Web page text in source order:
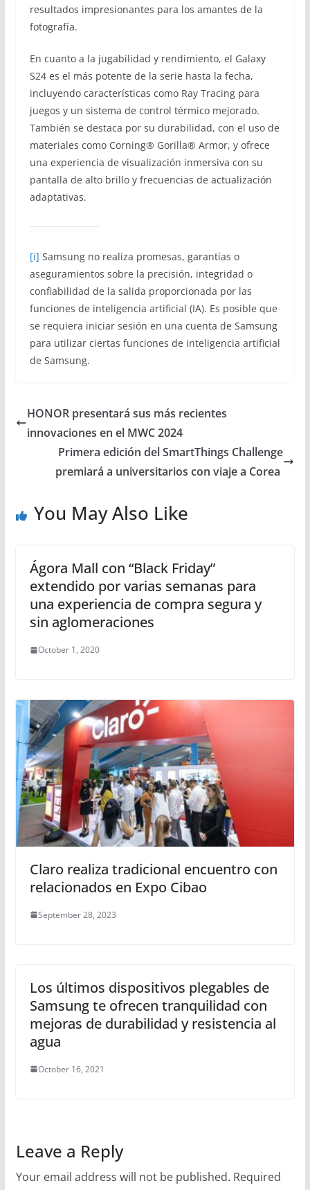
resultados impresionantes para los amantes de la
fotografía.
En cuanto a la jugabilidad y rendimiento, el Galaxy
S24 es el más potente de la serie hasta la fecha,
incluyendo características como Ray Tracing para
juegos y un sistema de control térmico mejorado.
También se destaca por su durabilidad, con el uso de
materiales como Corning® Gorilla® Armor, y ofrece
una experiencia de visualización inmersiva con su
pantalla de alto brillo y frecuencias de actualización
adaptativas.
[i] Samsung no realiza promesas, garantías o
aseguramientos sobre la precisión, integridad o
confiabilidad de la salida proporcionada por las
funciones de inteligencia artificial (IA). Es posible que
se requiera iniciar sesión en una cuenta de Samsung
para utilizar ciertas funciones de inteligencia artificial
de Samsung.
HONOR presentará sus más recientes
innovaciones en el MWC 2024
Primera edición del SmartThings Challenge
premiará a universitarios con viaje a Corea
You May Also Like
Ágora Mall con “Black Friday”
extendido por varias semanas para
una experiencia de compra segura y
sin aglomeraciones
October 1, 2020
Claro realiza tradicional encuentro con
relacionados en Expo Cibao
September 28, 2023
Los últimos dispositivos plegables de
Samsung te ofrecen tranquilidad con
mejoras de durabilidad y resistencia al
agua
October 16, 2021
Leave a Reply
Your email address will not be published. Required